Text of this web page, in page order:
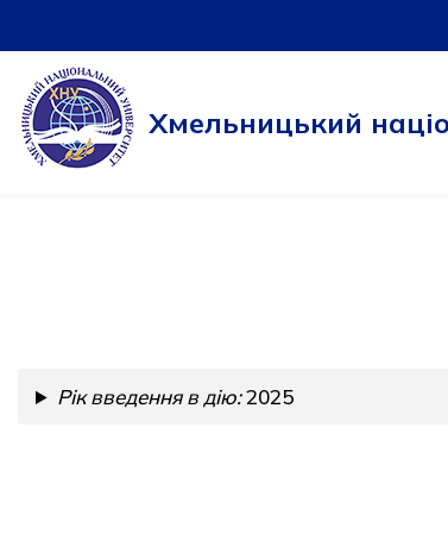
Перейти
до
вмісту
Хмельницький
Рік введення в дію:2025